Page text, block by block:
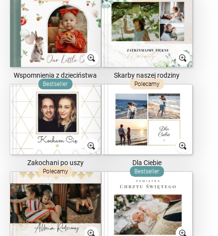
Wspomnienia z dzieciństwa Skarby naszej rodziny
Bestseller
Zakochani po uszy
Polecamy
Dla Ciebie
Polecamy Bestseller